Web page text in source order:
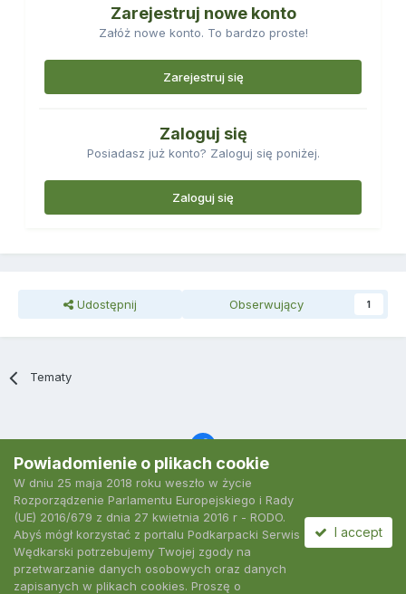
Zarejestruj nowe konto
Załóż nowe konto. To bardzo proste!
Zarejestruj się
Zaloguj się
Posiadasz już konto? Zaloguj się poniżej.
Zaloguj się
Udostępnij Obserwujący 1
Tematy
Język Polityka prywatności Kontakt
2007-2026 Podkarpacki Serwis Wędkarski
Powiadomienie o plikach cookie
W dniu 25 maja 2018 roku weszło w życie
Rozporządzenie Parlamentu Europejskiego i Rady
(UE) 2016/679 z dnia 27 kwietnia 2016 r - RODO.
Abyś mógł korzystać z portalu Podkarpacki Serwis
Wędkarski potrzebujemy Twojej zgody na
przetwarzanie danych osobowych oraz danych
zapisanych w plikach cookies. Proszę o
I accept